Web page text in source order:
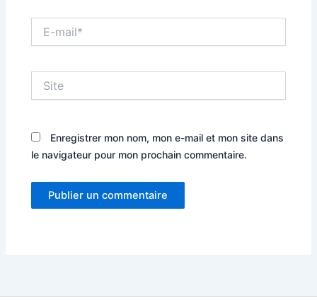
mail*
Enregistrer mon nom, mon e-mail et mon site dans
le navigateur pour mon prochain commentaire.